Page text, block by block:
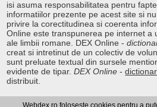
isi asuma responsabilitatea pentru
informatiilor prezente pe acest site si
privire la corectitudinea si coerenta
Online este transpunerea pe internet a
ale limbii romane. DEX Online -
creat si intretinut de un colectiv de
sunt preluate textual din sursele
evidente de tipar.DEX Online -
distribuit.
Webdex.ro foloseste cookies pentru a